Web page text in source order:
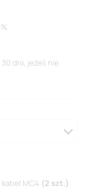
dni, jeżeli nie
MC4 (2 szt.)